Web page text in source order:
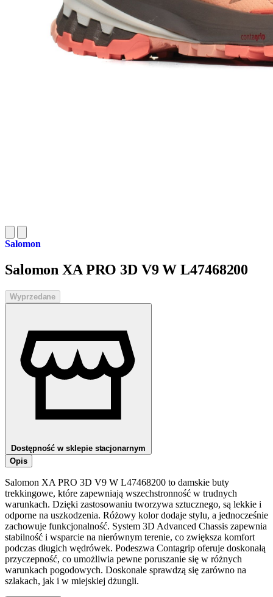
Salomon
Salomon XA PRO 3D V9 W L47468200
Wyprzedane
Dostępność w sklepie stacjonarnym
Opis
Salomon XA PRO 3D V9 W L47468200 to damskie buty
trekkingowe, które zapewniają wszechstronność w trudnych
warunkach. Dzięki zastosowaniu tworzywa sztucznego, są lekkie i
odporne na uszkodzenia. Różowy kolor dodaje stylu, a jednocześnie
zachowuje funkcjonalność. System 3D Advanced Chassis zapewnia
stabilność i wsparcie na nierównym terenie, co zwiększa komfort
podczas długich wędrówek. Podeszwa Contagrip oferuje doskonałą
przyczepność, co umożliwia pewne poruszanie się w różnych
warunkach pogodowych. Doskonale sprawdzą się zarówno na
szlakach, jak i w miejskiej dżungli.